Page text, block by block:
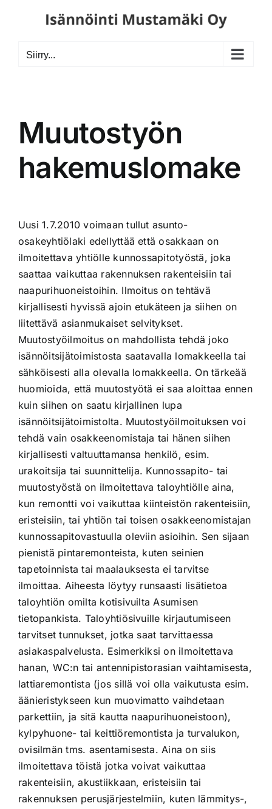
Siirry...
Muutostyön
hakemuslomake
Uusi 1.7.2010 voimaan tullut asunto-
osakeyhtiölaki edellyttää että osakkaan on
ilmoitettava yhtiölle kunnossapitotyöstä, joka
saattaa vaikuttaa rakennuksen rakenteisiin tai
naapurihuoneistoihin. Ilmoitus on tehtävä
kirjallisesti hyvissä ajoin etukäteen ja siihen on
liitettävä asianmukaiset selvitykset.
Muutostyöilmoitus on mahdollista tehdä joko
isännöitsijätoimistosta saatavalla lomakkeella tai
sähköisesti alla olevalla lomakkeella. On tärkeää
huomioida, että muutostyötä ei saa aloittaa ennen
kuin siihen on saatu kirjallinen lupa
isännöitsijätoimistolta. Muutostyöilmoituksen voi
tehdä vain osakkeenomistaja tai hänen siihen
kirjallisesti valtuuttamansa henkilö, esim.
urakoitsija tai suunnittelija. Kunnossapito- tai
muutostyöstä on ilmoitettava taloyhtiölle aina,
kun remontti voi vaikuttaa kiinteistön rakenteisiin,
eristeisiin, tai yhtiön tai toisen osakkeenomistajan
kunnossapitovastuulla oleviin asioihin. Sen sijaan
pienistä pintaremonteista, kuten seinien
tapetoinnista tai maalauksesta ei tarvitse
ilmoittaa. Aiheesta löytyy runsaasti lisätietoa
taloyhtiön omilta kotisivuilta Asumisen
tietopankista. Taloyhtiösivuille kirjautumiseen
tarvitset tunnukset, jotka saat tarvittaessa
asiakaspalvelusta. Esimerkiksi on ilmoitettava
hanan, WC:n tai antennipistorasian vaihtamisesta,
lattiaremontista (jos sillä voi olla vaikutusta esim.
äänieristykseen kun muovimatto vaihdetaan
parkettiin, ja sitä kautta naapurihuoneistoon),
kylpyhuone- tai keittiöremontista ja turvalukon,
ovisilmän tms. asentamisesta. Aina on siis
ilmoitettava töistä jotka voivat vaikuttaa
rakenteisiin, akustiikkaan, eristeisiin tai
rakennuksen perusjärjestelmiin, kuten lämmitys-,